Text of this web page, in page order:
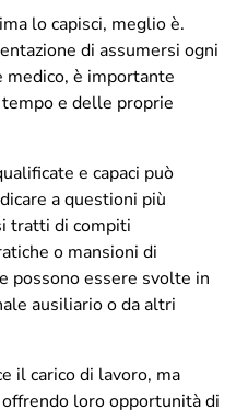
lo capisci, meglio è.
di assumersi ogni
è importante
e delle proprie
e capaci può
a questioni più
tratti di compiti
o mansioni di
possono essere svolte in
ausiliario o da altri
il carico di lavoro, ma
loro opportunità di